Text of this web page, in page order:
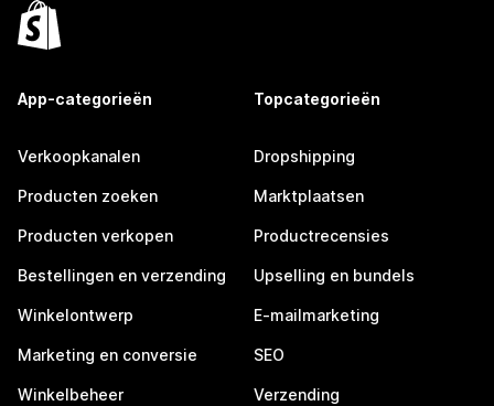
App-categorieën
Verkoopkanalen
Producten zoeken
Producten verkopen
Bestellingen en verzending
Winkelontwerp
Marketing en conversie
Winkelbeheer
Topcategorieën
Dropshipping
Marktplaatsen
Productrecensies
Upselling en bundels
E-mailmarketing
SEO
Verzending